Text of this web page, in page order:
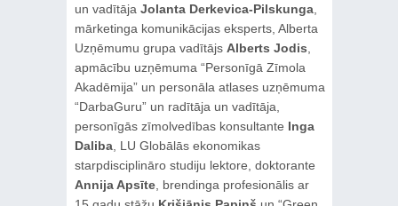
un vadītāja Jolanta Derkevica-Pilskunga,
mārketinga komunikācijas eksperts, Alberta
Uzņēmumu grupa vadītājs Alberts Jodis
apmācību uzņēmuma “Personīgā Zīmola
Akadēmija” un personāla atlases uzņēmuma
“DarbaGuru” un radītāja un vadītāja,
personīgās zīmolvedības konsultante Inga
Daliba, LU Globālās ekonomikas
starpdisciplināro studiju lektore, doktorante
Annija Apsīte, brendinga profesionālis ar